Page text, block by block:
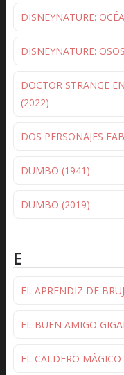
DISNEYNATURE:
DISNEYNATURE:
DOCTOR STRANGE
(2022)
DOS PERSONAJES
DUMBO (1941)
DUMBO (2019)
E
EL APRENDIZ DE
EL BUEN AMIGO
EL CALDERO